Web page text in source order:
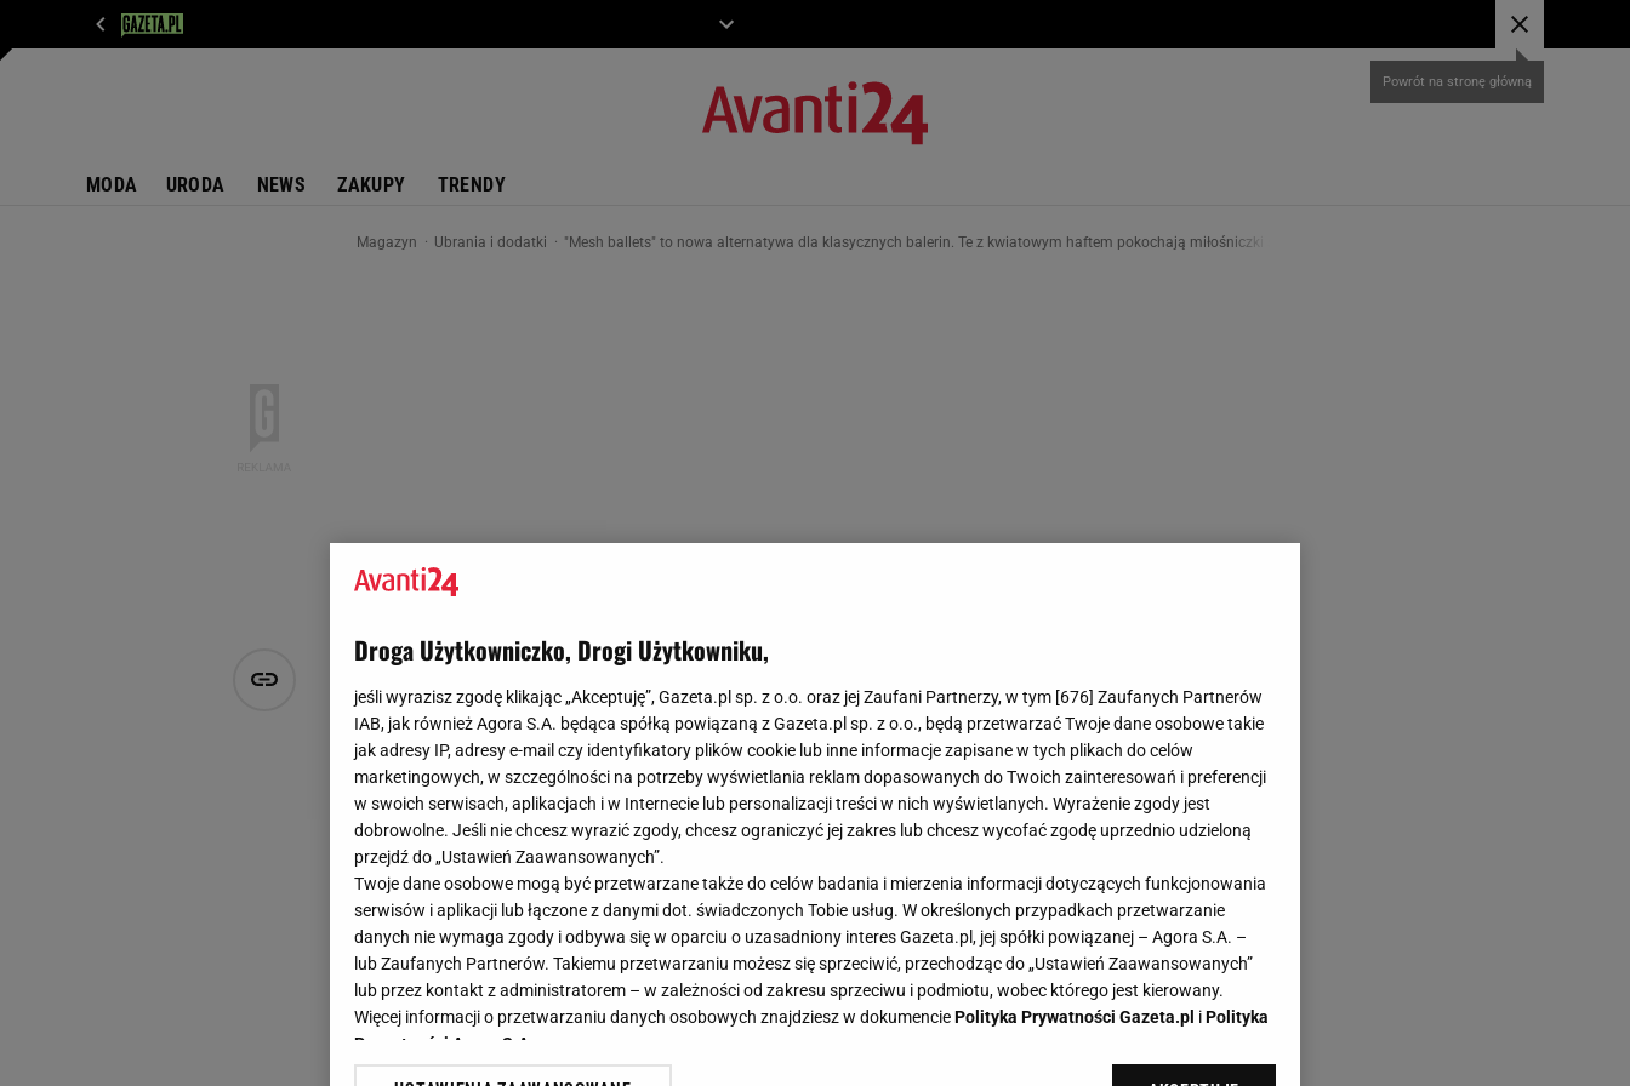
MODA URODA NEWS ZAKUPY TRENDY
Magazyn Ubrania i dodatki "Mesh ballets" to nowa alternatywa dla klasycznych balerin. Te z kwiatowym haftem pokochają miłośniczki stylu coquette!
"Mesh ballets" to nowa alternatywa dla klasycznych
balerin. Te z kwiatowym haftem pokochają miłośniczki
stylu coquette!
Julia Goljan
22 maja 2025, 13:52
Baleriny to obuwie, które od wielu sezonów nie wychodzi z mody - z pewnością każda z nas
ma w szafie kilka klasycznych par, które pasują do większości stylizacji. Jednak teraz w
trendach możemy zaobserwować pojawienie się "mesh ballets" - balerin z lekkiej siateczki,
ażurowego materiału lub rustykalnego splotu, które wydają się być game-changerem letnich
stylizacji. W ofercie znanego sklepu znalazłyśmy przepiękne modele, które aż proszą się o
Droga Użytkowniczko, Drogi Użytkowniku,
jeśli wyrazisz zgodę klikając „Akceptuję”, Gazeta.pl sp. z o.o. oraz jej Zaufani Partnerzy, w tym [676] Zaufanych Partnerów
IAB, jak również Agora S.A. będąca spółką powiązaną z Gazeta.pl sp. z o.o., będą przetwarzać Twoje dane osobowe takie
jak adresy IP, adresy e-mail czy identyfikatory plików cookie lub inne informacje zapisane w tych plikach do celów
marketingowych, w szczególności na potrzeby wyświetlania reklam dopasowanych do Twoich zainteresowań i preferencji
w swoich serwisach, aplikacjach i w Internecie lub personalizacji treści w nich wyświetlanych. Wyrażenie zgody jest
dobrowolne. Jeśli nie chcesz wyrazić zgody, chcesz ograniczyć jej zakres lub chcesz wycofać zgodę uprzednio udzieloną
przejdź do „Ustawień Zaawansowanych”.
Twoje dane osobowe mogą być przetwarzane także do celów badania i mierzenia informacji dotyczących funkcjonowania
serwisów i aplikacji lub łączone z danymi dot. świadczonych Tobie usług. W określonych przypadkach przetwarzanie
danych nie wymaga zgody i odbywa się w oparciu o uzasadniony interes Gazeta.pl, jej spółki powiązanej – Agora S.A. –
lub Zaufanych Partnerów. Takiemu przetwarzaniu możesz się sprzeciwić, przechodząc do „Ustawień Zaawansowanych”
lub przez kontakt z administratorem – w zależności od zakresu sprzeciwu i podmiotu, wobec którego jest kierowany.
Więcej informacji o przetwarzaniu danych osobowych znajdziesz w dokumenciePolityka Prywatności Gazeta.pl iPolityka
Prywatności Agora S.A.